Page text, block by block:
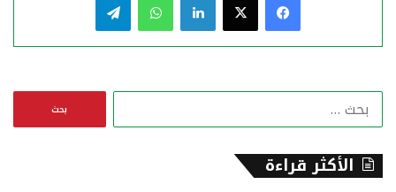
الأكثر قراءة